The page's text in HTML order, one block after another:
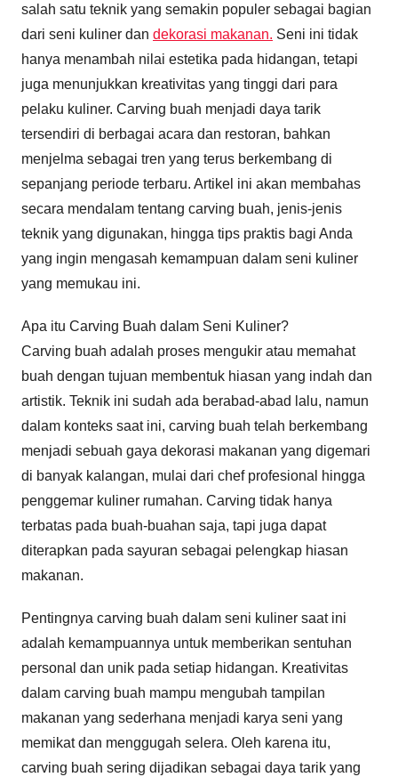
salah satu teknik yang semakin populer sebagai bagian
dari seni kuliner dan dekorasi makanan. Seni ini tidak
hanya menambah nilai estetika pada hidangan, tetapi
juga menunjukkan kreativitas yang tinggi dari para
pelaku kuliner. Carving buah menjadi daya tarik
tersendiri di berbagai acara dan restoran, bahkan
menjelma sebagai tren yang terus berkembang di
sepanjang periode terbaru. Artikel ini akan membahas
secara mendalam tentang carving buah, jenis-jenis
teknik yang digunakan, hingga tips praktis bagi Anda
yang ingin mengasah kemampuan dalam seni kuliner
yang memukau ini.
Apa itu Carving Buah dalam Seni Kuliner?
Carving buah adalah proses mengukir atau memahat
buah dengan tujuan membentuk hiasan yang indah dan
artistik. Teknik ini sudah ada berabad-abad lalu, namun
dalam konteks saat ini, carving buah telah berkembang
menjadi sebuah gaya dekorasi makanan yang digemari
di banyak kalangan, mulai dari chef profesional hingga
penggemar kuliner rumahan. Carving tidak hanya
terbatas pada buah-buahan saja, tapi juga dapat
diterapkan pada sayuran sebagai pelengkap hiasan
makanan.
Pentingnya carving buah dalam seni kuliner saat ini
adalah kemampuannya untuk memberikan sentuhan
personal dan unik pada setiap hidangan. Kreativitas
dalam carving buah mampu mengubah tampilan
makanan yang sederhana menjadi karya seni yang
memikat dan menggugah selera. Oleh karena itu,
carving buah sering dijadikan sebagai daya tarik yang